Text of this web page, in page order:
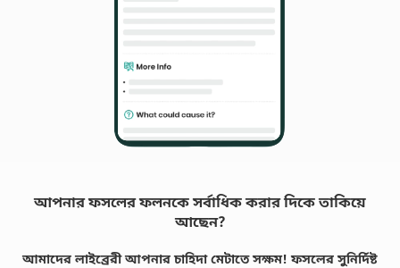
আপনার ফসলের ফলনকে সর্বাধিক করার দিকে তাকিয়ে
আছেন?
আমাদের লাইব্রেরী আপনার চাহিদা মেটাতে সক্ষম! ফসলের সুনির্দিষ্ট